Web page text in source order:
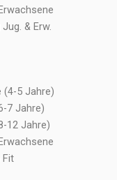
& Erw.
(4-5 Jahre)
7 Jahre)
12 Jahre)
Fit